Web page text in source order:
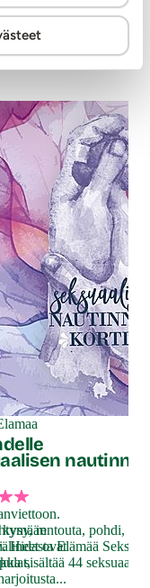
ovat
rentouta, pohdi,
Hidasta Elämää
sisältää 44